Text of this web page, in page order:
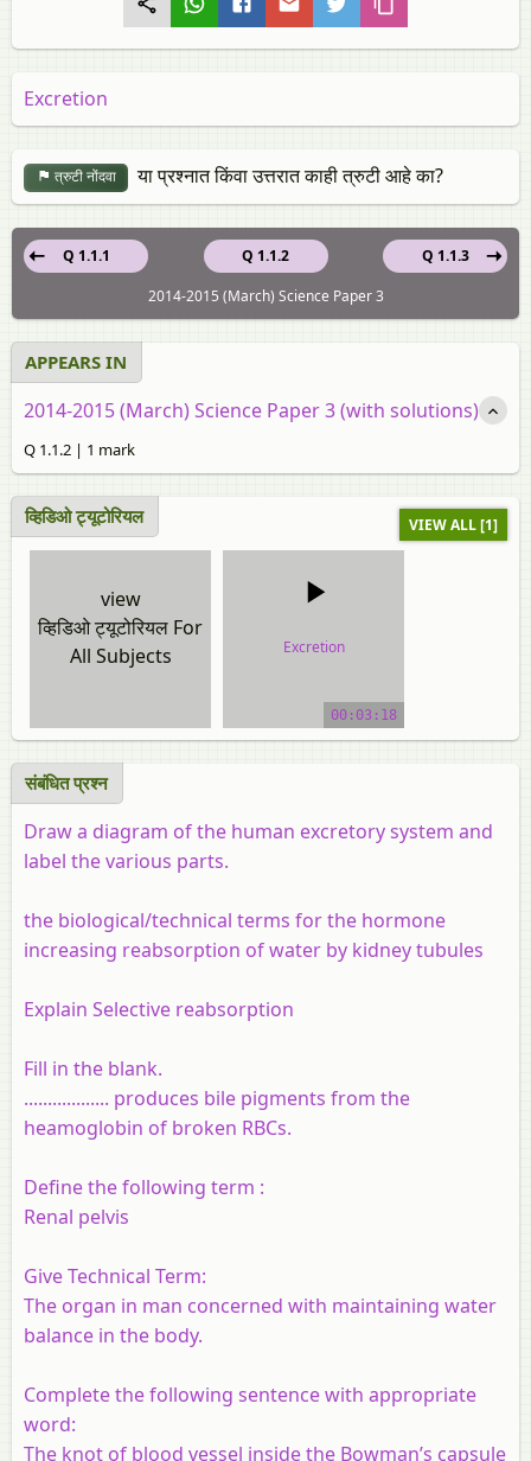
Excretion
त्रुटी नोंदवा या प्रश्नात किंवा उत्तरात काही त्रुटी आहे का?
Q 1.1.2
Q 1.1.1
Q 1.1.3
2014-2015 (March) Science Paper 3
APPEARS IN
2014-2015 (March) Science Paper 3 (with solutions)
Q 1.1.2 | 1 mark
व्हिडिओ ट्यूटोरियल VIEW ALL [1]
view
व्हिडिओ ट्यूटोरियल For
All Subjects
Excretion
00:03:18
संबंधित प्रश्‍न
Draw a diagram of the human excretory system and
label the various parts.
the biological/technical terms for the hormone
increasing reabsorption of water by kidney tubules
Explain Selective reabsorption
Fill in the blank.
.................. produces bile pigments from the
heamoglobin of broken RBCs.
Define the following term :
Renal pelvis
Give Technical Term:
The organ in man concerned with maintaining water
balance in the body.
Complete the following sentence with appropriate
word:
The knot of blood vessel inside the Bowman’s capsule